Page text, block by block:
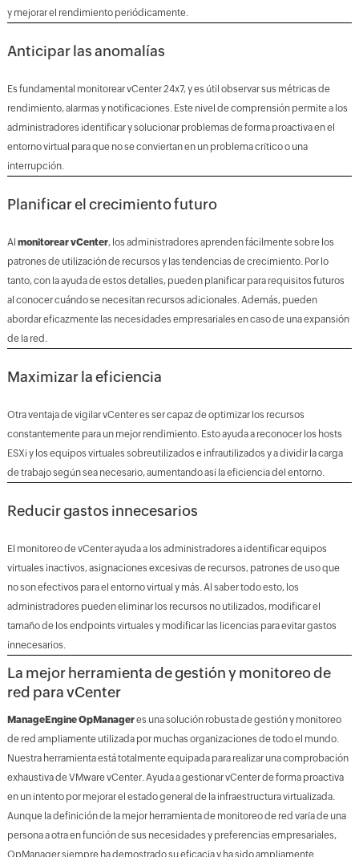
y mejorar el rendimiento periódicamente.
Anticipar las anomalías
Es fundamental monitorear vCenter 24x7, y es útil observar sus métricas de
rendimiento, alarmas y notificaciones. Este nivel de comprensión permite a los
administradores identificar y solucionar problemas de forma proactiva en el
entorno virtual para que no se conviertan en un problema crítico o una
interrupción.
Planificar el crecimiento futuro
Al monitorear vCenter, los administradores aprenden fácilmente sobre los
patrones de utilización de recursos y las tendencias de crecimiento. Por lo
tanto, con la ayuda de estos detalles, pueden planificar para requisitos futuros
al conocer cuándo se necesitan recursos adicionales. Además, pueden
abordar eficazmente las necesidades empresariales en caso de una expansión
de la red.
Maximizar la eficiencia
Otra ventaja de vigilar vCenter es ser capaz de optimizar los recursos
constantemente para un mejor rendimiento. Esto ayuda a reconocer los hosts
ESXi y los equipos virtuales sobreutilizados e infrautilizados y a dividir la carga
de trabajo según sea necesario, aumentando así la eficiencia del entorno.
Reducir gastos innecesarios
El monitoreo de vCenter ayuda a los administradores a identificar equipos
virtuales inactivos, asignaciones excesivas de recursos, patrones de uso que
no son efectivos para el entorno virtual y más. Al saber todo esto, los
administradores pueden eliminar los recursos no utilizados, modificar el
tamaño de los endpoints virtuales y modificar las licencias para evitar gastos
innecesarios.
La mejor herramienta de gestión y monitoreo de
red para vCenter
ManageEngine OpManageres una solución robusta de gestión y monitoreo
de red ampliamente utilizada por muchas organizaciones de todo el mundo.
Nuestra herramienta está totalmente equipada para realizar una comprobación
exhaustiva de VMware vCenter. Ayuda a gestionar vCenter de forma proactiva
en un intento por mejorar el estado general de la infraestructura virtualizada.
Aunque la definición de la mejor herramienta de monitoreo de red varía de una
persona a otra en función de sus necesidades y preferencias empresariales,
OpManager siempre ha demostrado su eficacia y ha sido ampliamente